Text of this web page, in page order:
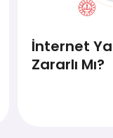
İnternet
Zararlı Mı?